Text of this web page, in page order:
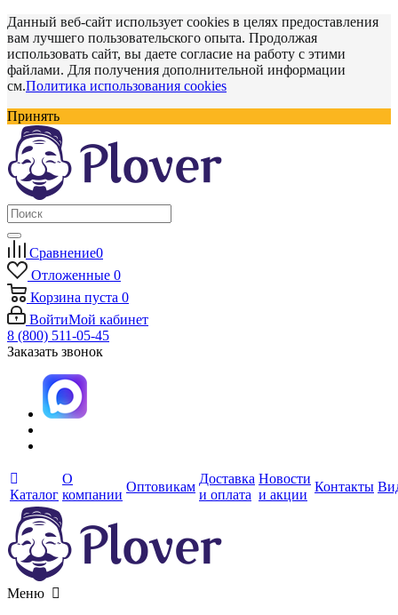
Данный веб-сайт использует cookies в целях предоставления
вам лучшего пользовательского опыта. Продолжая
использовать сайт, вы даете согласие на работу с этими
файлами. Для получения дополнительной информации
см.Политика использования cookies
Принять
Сравнение0
Отложенные 0
Корзина пуста 0
ВойтиМой кабинет
8 (800) 511-05-45
Заказать звонок
Каталог
О
компании
Оптовикам
Доставка
и оплата
Новости
и акции
Контакты
Меню